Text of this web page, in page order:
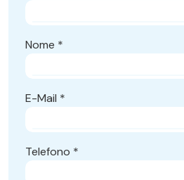
Nome *
E-Mail *
Telefono *